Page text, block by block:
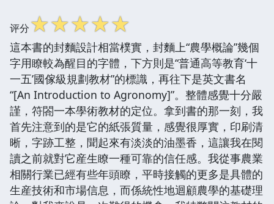
评分☆☆☆☆☆
這本書的封麵設計相當樸實，封麵上“農學概論”幾個
字用瞭較為醒目的字體，下方則是“普通高等教育‘十
一五’國傢級規劃教材”的標識，再往下是英文書名
“[An Introduction to Agronomy]”。整體感覺十分嚴
謹，符閤一本學術教材的定位。拿到書的那一刻，我
首先注意到的是它的紙張質量，感覺很厚實，印刷清
晰，字跡工整，聞起來有淡淡的油墨香，這讓我在閱
讀之前就對它産生瞭一種可靠的信任感。我從事農業
相關行業已經有些年頭瞭，平時接觸的更多是具體的
生産技術和市場信息，而係統性地迴顧農學的基礎理